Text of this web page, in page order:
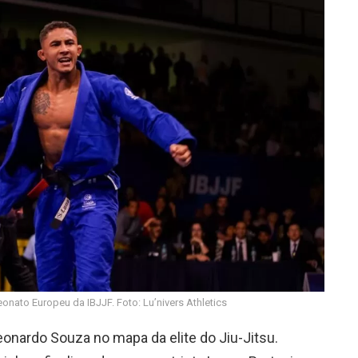
Europeu da IBJJF. Foto: Lu’nivers Athletics
Souza no mapa da elite do Jiu-Jitsu.